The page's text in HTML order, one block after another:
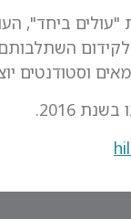
ביחד",
וסטודנטים
2016.